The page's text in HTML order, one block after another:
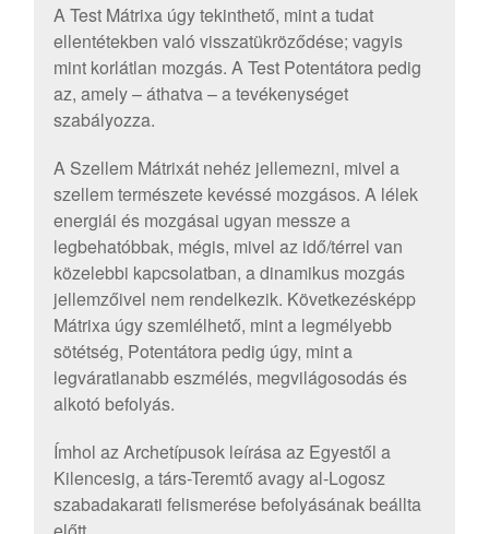
A Test Mátrixa úgy tekinthető, mint a tudat
ellentétekben való visszatükröződése; vagyis
mint korlátlan mozgás. A Test Potentátora pedig
az, amely – áthatva – a tevékenységet
szabályozza.
A Szellem Mátrixát nehéz jellemezni, mivel a
szellem természete kevéssé mozgásos. A lélek
energiái és mozgásai ugyan messze a
legbehatóbbak, mégis, mivel az idő/térrel van
közelebbi kapcsolatban, a dinamikus mozgás
jellemzőivel nem rendelkezik. Következésképp
Mátrixa úgy szemlélhető, mint a legmélyebb
sötétség, Potentátora pedig úgy, mint a
legváratlanabb eszmélés, megvilágosodás és
alkotó befolyás.
Ímhol az Archetípusok leírása az Egyestől a
Kilencesig, a társ-Teremtő avagy al-Logosz
szabadakarati felismerése befolyásának beállta